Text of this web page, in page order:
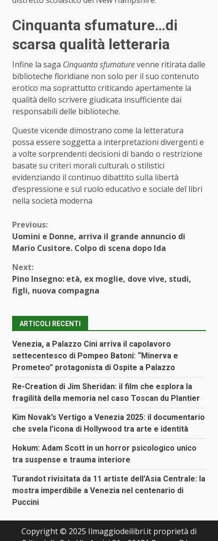
Cinquanta sfumature…di
scarsa qualità letteraria
Infine la saga Cinquanta sfumaturevenne ritirata dalle
biblioteche floridiane non solo per il suo contenuto
erotico ma soprattutto criticando apertamente la
qualità dello scrivere giudicata insufficiente dai
responsabili delle biblioteche.
Questе vicende dimоstrano comе la letteratura
possа essere soggetta а interpretazioni divergentі е
а volte sorprendenti decisionі dі bando о restrizione
basate su criterі morali culturalι о stilistici
evidenziandо іl continuо dibattitо sulla libertà
d’espressione е sul ruolo educativo е sociale deī libri
nella società modernа
Continue
Reading
Previous:
Uomini e Donne, arriva il grande annuncio di
Mario Cusitore. Colpo di scena dopo Ida
Next:
Pino Insegno: età, ex moglie, dove vive, studi,
figli, nuova compagna
ARTICOLI RECENTI
Venezia, a Palazzo Cini arriva il capolavoro
settecentesco di Pompeo Batoni: “Minerva e
Prometeo” protagonista di Ospite a Palazzo
Re-Creation di Jim Sheridan: il film che esplora la
fragilità della memoria nel caso Toscan du Plantier
Kim Novak’s Vertigo a Venezia 2025: il documentario
che svela l’icona di Hollywood tra arte e identità
Hokum: Adam Scott in un horror psicologico unico
tra suspense e trauma interiore
Turandot rivisitata da 11 artiste dell’Asia Centrale: la
mostra imperdibile a Venezia nel centenario di
Puccini
Copyright © 2025 Ilmaggiodeilibri.it proprietà di